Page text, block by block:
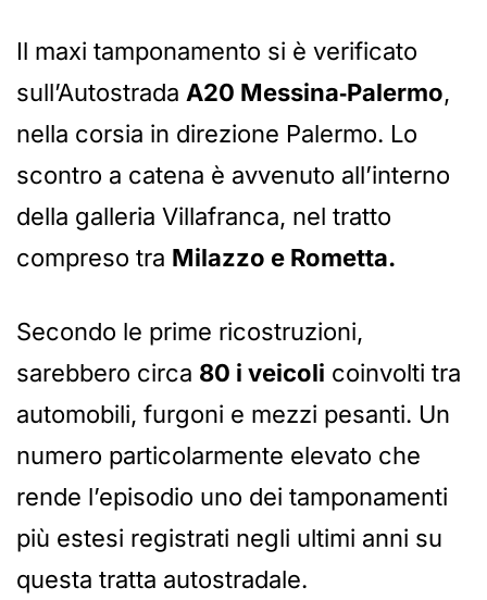
Il maxi tamponamento si è verificato
sull’Autostrada A20 Messina‑Palermo,
nella corsia in direzione Palermo. Lo
scontro a catena è avvenuto all’interno
della galleria Villafranca, nel tratto
compreso tra Milazzo e Rometta.
Secondo le prime ricostruzioni,
sarebbero circa 80 i veicoli coinvolti tra
automobili, furgoni e mezzi pesanti. Un
numero particolarmente elevato che
rende l’episodio uno dei tamponamenti
più estesi registrati negli ultimi anni su
questa tratta autostradale.